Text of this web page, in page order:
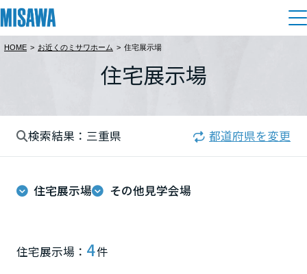
住まい
商品ラインアップ
個人のお客さま
賃貸住宅
店舗・各種施設
戸建て・マンション
まちづくり
オーナーサポート
HOME > お近くのミサワホーム > 住宅展示場
住宅展示場
検索結果：三重県 都道府県を変更
住宅展示場 その他見学会場
住宅展示場： 4件
都道府県を選択
青森県